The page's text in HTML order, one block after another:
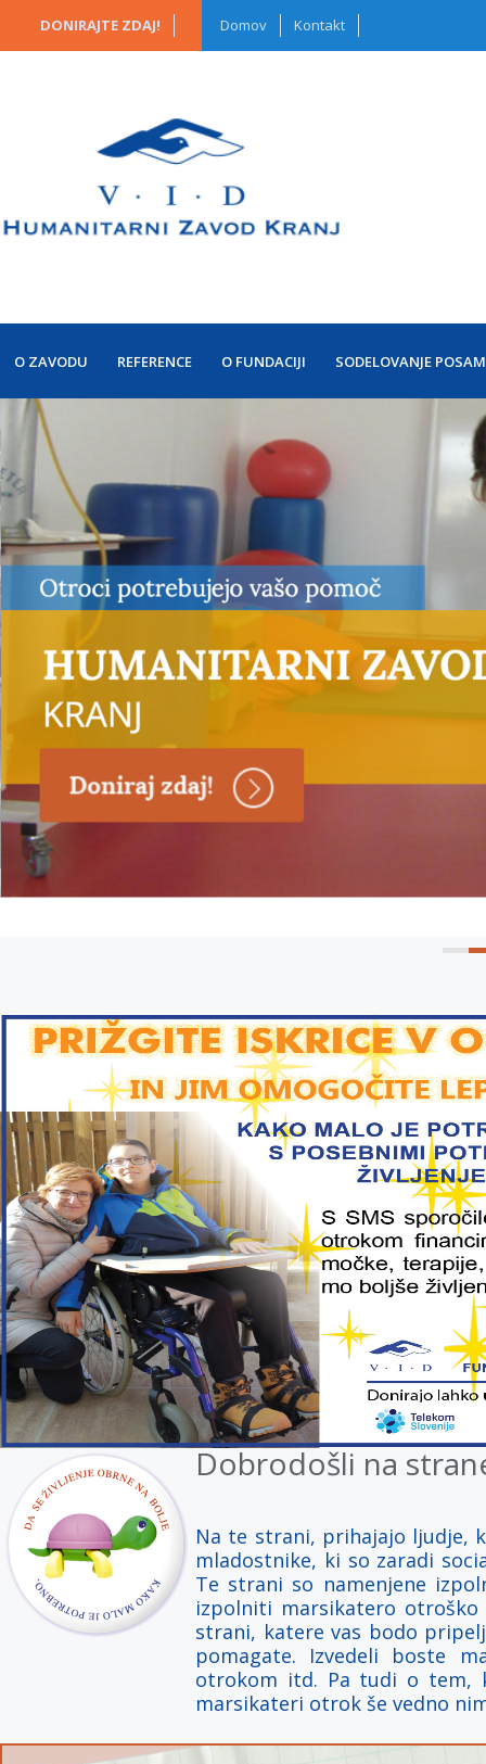
DONIRAJTE ZDAJ! Domov Kontakt
O ZAVODU REFERENCE O FUNDACIJI SODELOVANJE
Dobrodošli na
Na te strani, prihajajo ljudje,
mladostnike, ki so zaradi
Te strani so namenjene
izpolniti marsikatero otroško
strani, katere vas bodo
pomagate. Izvedeli boste
otrokom itd. Pa tudi o tem,
marsikateri otrok še vedno